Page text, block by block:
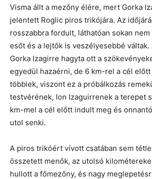
Visma állt a mezőny élére, mert Gorka
jelentett Roglic piros trikójára. Az
rosszabbra fordult, láthatóan sokan
esőt és a lejtők is veszélyesebbé
Gorka Izagirre hagyta ott a
egyedül hazaérni, de 6 km-rel a cél
többiek, viszont ez a próbálkozás
testvérének, Ion Izaguirrenek a terepet
km-mel a cél előtt indult meg és
utol senki.
A piros trikóért vívott csatában sem
összetett menők, az utolsó
hullott a főmezőny, és nagy